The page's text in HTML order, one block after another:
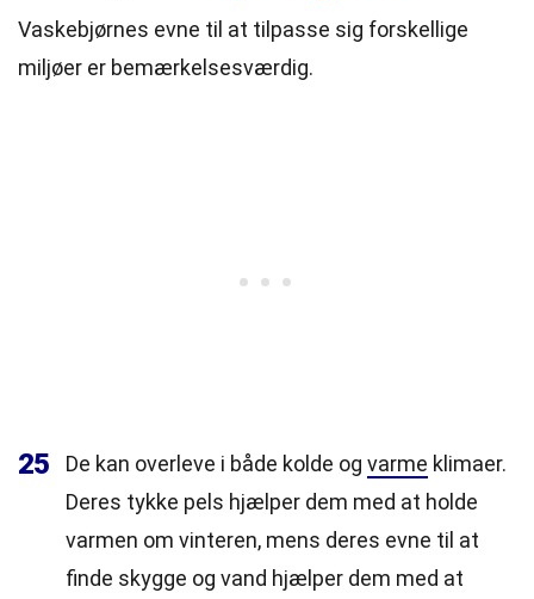
Vaskebjørnes evne til at tilpasse sig forskellige
miljøer er bemærkelsesværdig.
25 De kan overleve i både kolde og varme klimaer.
Deres tykke pels hjælper dem med at holde
varmen om vinteren, mens deres evne til at
finde skygge og vand hjælper dem med at